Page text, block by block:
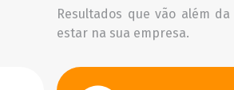
Resultados que vão além
estar na sua empresa.